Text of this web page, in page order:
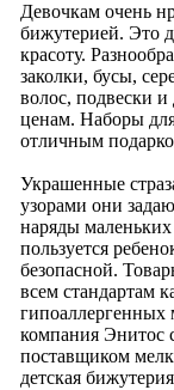
Девочкам очень
бижутерией. Это
красоту.
заколки, бусы,
волос, подвески
ценам. Наборы
отличным
Украшенные
узорами они
наряды
пользуется
безопасной.
всем стандартам
гипоаллергенных
компания Энитос
поставщиком
детская